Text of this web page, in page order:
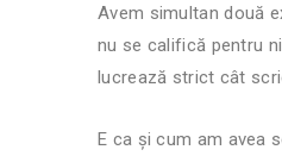
Avem simultan două
nu se califică pentru
lucrează strict cât
E ca și cum am avea